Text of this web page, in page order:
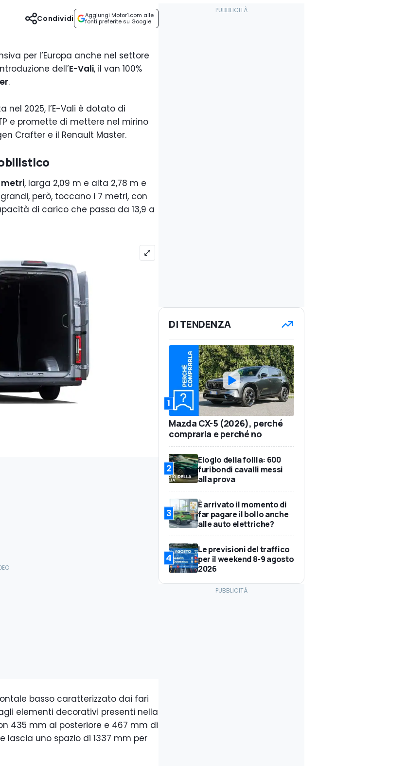
Aggiungi Motor1.com alle
fonti preferite su Google
Condividi
per l’Europa anche nel settore
dell’E-Vali, il van 100%
.
nel 2025, l’E-Vali è dotato di
e promette di mettere nel mirino
Crafter e il Renault Master.
metri, larga 2,09 m e alta 2,78 m e
però, toccano i 7 metri, con
di carico che passa da 13,9 a
basso caratterizzato dai fari
elementi decorativi presenti nella
435 mm al posteriore e 467 mm di
lascia uno spazio di 1337 mm per
DI TENDENZA
1
Mazda CX-5 (2026), perché
comprarla e perché no
2
Elogio della follia: 600
furibondi cavalli messi
alla prova
3
È arrivato il momento di
far pagare il bollo anche
alle auto elettriche?
4
Le previsioni del traffico
per il weekend 8-9 agosto
2026